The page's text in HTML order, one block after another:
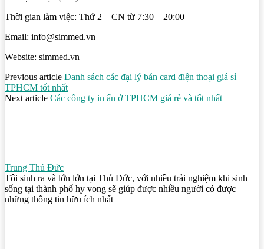
Thời gian làm việc: Thứ 2 – CN từ 7:30 – 20:00
Email: info@simmed.vn
Website: simmed.vn
Previous article Danh sách các đại lý bán card điện thoại giá sỉ
TPHCM tốt nhất
Next article Các công ty in ấn ở TPHCM giá rẻ và tốt nhất
Trung Thủ Đức
Tôi sinh ra và lớn lớn tại Thủ Đức, với nhiều trải nghiệm khi sinh
sống tại thành phố hy vong sẽ giúp được nhiều người có được
những thông tin hữu ích nhất